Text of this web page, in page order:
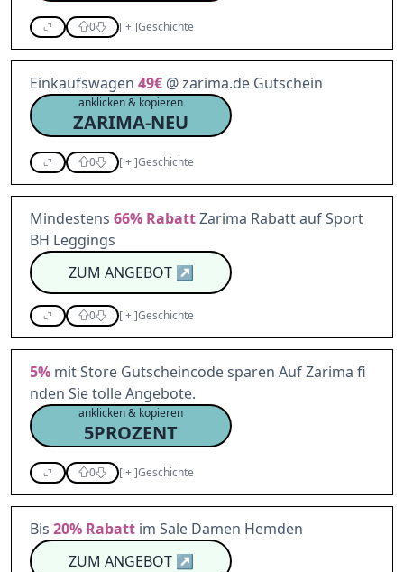
0 [+]Geschichte
Einkaufswagen 49€ @ zarima.de Gutschein
anklicken & kopieren
ZARIMA-NEU
0 [+]Geschichte
Mindestens 66% RabattZarima Rabatt auf Sport
BH Leggings
ZUM ANGEBOT↗
0 [+]Geschichte
5% mit Store Gutscheincode sparen Auf Zarima fi
nden Sie tolle Angebote.
anklicken & kopieren
5PROZENT
0 [+]Geschichte
Bis 20% Rabatt im Sale Damen Hemden
ZUM ANGEBOT↗